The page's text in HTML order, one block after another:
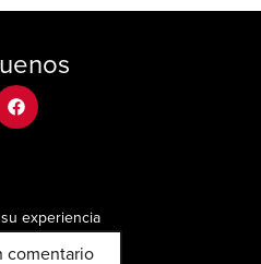
facebook
experiencia
comentario